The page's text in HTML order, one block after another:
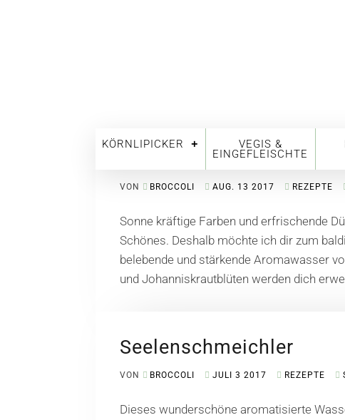
KÖRNLIPICKER VEGIS &
EINGEFLEISCHTE
Feenwasser
VON BROCCOLI AUG. 13 2017 REZEPTE
Sonne kräftige Farben und erfrischende
Schönes. Deshalb möchte ich dir zum
belebende und stärkende Aromawasser
und Johanniskrautblüten werden dich
Seelenschmeichler
VON BROCCOLI JULI 3 2017 REZEPTE
Dieses wunderschöne aromatisierte